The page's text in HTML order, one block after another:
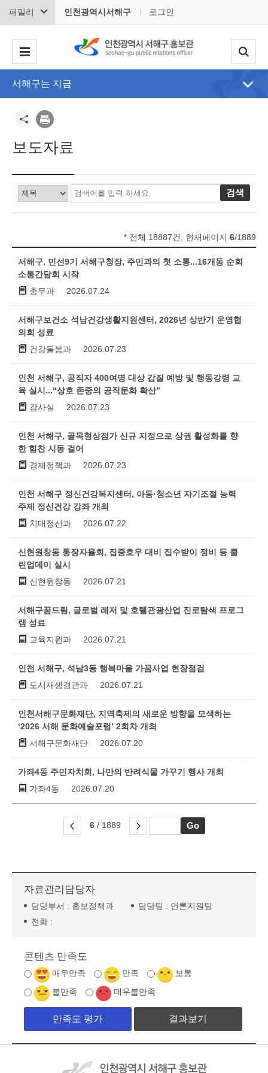
패밀리 인천광역시서해구 로그인
서해구는 지금
보도자료
* 전체 18887건, 현재페이지 6/1889
서해구, 민선9기 서해구청장, 주민과의 첫 소통...16개동 순회
소통간담회 시작
총무과
2026.07.24
서해구보건소 석남건강생활지원센터, 2026년 상반기 운영협
의회 성료
건강돌봄과
2026.07.23
인천 서해구, 공직자 400여명 대상 갑질 예방 및 행동강령 교
육 실시...“상호 존중의 공직문화 확산”
감사실
2026.07.23
인천 서해구, 골목형상점가 신규 지정으로 상권 활성화를 향
한 힘찬 시동 걸어
경제정책과
2026.07.23
인천 서해구 정신건강복지센터, 아동·청소년 자기조절 능력
주제 정신건강 강좌 개최
치매정신과
2026.07.22
신현원창동 통장자율회, 집중호우 대비 집수받이 정비 등 클
린업데이 실시
신현원창동
2026.07.21
서해구꿈드림, 글로벌 레저 및 호텔관광산업 진로탐색 프로그
램 성료
교육지원과
2026.07.21
인천 서해구, 석남3동 행복마을 가꿈사업 현장점검
도시재생경관과
2026.07.21
인천서해구문화재단, 지역축제의 새로운 방향을 모색하는
‘2026 서해 문화예술포럼’ 2회차 개최
서해구문화재단
2026.07.20
가좌4동 주민자치회, 나만의 반려식물 가꾸기 행사 개최
가좌4동
2026.07.20
6 / 1889
자료관리담당자
담당부서 : 홍보정책과 담당팀 : 언론지원팀
전화 :
콘텐츠 만족도
매우만족 만족 보통
불만족 매우불만족
결과보기